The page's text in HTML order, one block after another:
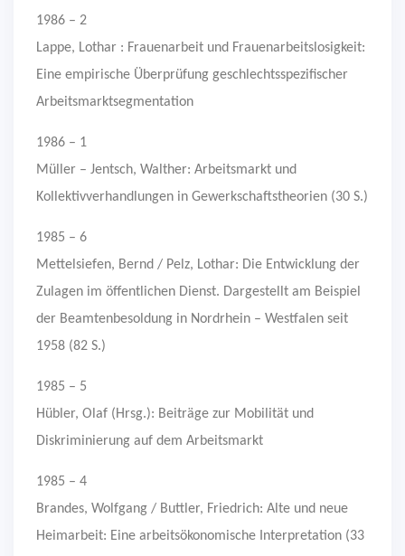
1986 – 2
Lappe, Lothar : Frauenarbeit und Frauenarbeitslosigkeit:
Eine empirische Überprüfung geschlechtsspezifischer
Arbeitsmarktsegmentation
1986 – 1
Müller – Jentsch, Walther: Arbeitsmarkt und
Kollektivverhandlungen in Gewerkschaftstheorien (30 S.)
1985 – 6
Mettelsiefen, Bernd / Pelz, Lothar: Die Entwicklung der
Zulagen im öffentlichen Dienst. Dargestellt am Beispiel
der Beamtenbesoldung in Nordrhein – Westfalen seit
1958 (82 S.)
1985 – 5
Hübler, Olaf (Hrsg.): Beiträge zur Mobilität und
Diskriminierung auf dem Arbeitsmarkt
1985 – 4
Brandes, Wolfgang / Buttler, Friedrich: Alte und neue
Heimarbeit: Eine arbeitsökonomische Interpretation (33